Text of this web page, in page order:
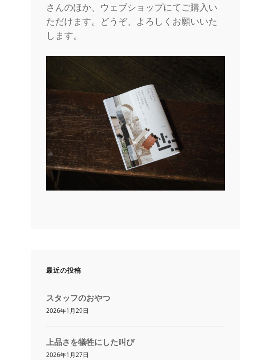
さんのほか、ウェブショップにてご購入い
ただけます。どうぞ、よろしくお願いいた
します。
最近の投稿
スタッフのおやつ
2026年1月29日
上品さを犠牲にした叫び
2026年1月27日